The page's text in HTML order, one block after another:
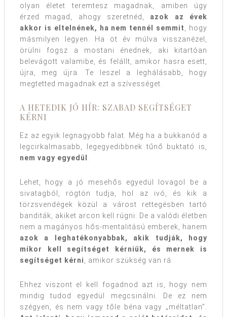
olyan életet teremtesz magadnak, amiben úgy
érzed magad, ahogy szeretnéd, azok az évek
akkor is eltelnének, ha nem tennél semmit, hogy
másmilyen legyen. Ha öt év múlva visszanézel,
örülni fogsz a mostani énednek, aki kitartóan
belevágott valamibe, és felállt, amikor hasra esett,
újra, meg újra. Te leszel a leghálásabb, hogy
megtetted magadnak ezt a szívességet.
A HETEDIK JÓ HÍR: SZABAD SEGÍTSÉGET
KÉRNI
Ez az egyik legnagyobb falat. Még ha a bukkanód a
legcirkalmasabb, legegyedibbnek tűnő buktató is,
nem vagy egyedül .
Lehet, hogy a jó mesehős egyedül lovagol be a
sivatagból, rögtön tudja, hol az ivó, és kik a
törzsvendégek közül a várost rettegésben tartó
banditák, akiket arcon kell rúgni. De a valódi életben
nem a magányos hős-mentalitású emberek, hanem
azok a leghatékonyabbak, akik tudják, hogy
mikor kell segítséget kérniük, és mernek is
segítséget kérni, amikor szükség van rá.
Ehhez viszont el kell fogadnod azt is, hogy nem
mindig tudod egyedül megcsinálni. De ez nem
szégyen, és nem vagy tőle béna vagy „méltatlan”.